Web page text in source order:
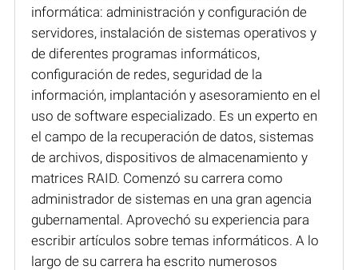
informática: administración y configuración de
servidores, instalación de sistemas operativos y
de diferentes programas informáticos,
configuración de redes, seguridad de la
información, implantación y asesoramiento en el
uso de software especializado. Es un experto en
el campo de la recuperación de datos, sistemas
de archivos, dispositivos de almacenamiento y
matrices RAID. Comenzó su carrera como
administrador de sistemas en una gran agencia
gubernamental. Aprovechó su experiencia para
escribir artículos sobre temas informáticos. A lo
largo de su carrera ha escrito numerosos